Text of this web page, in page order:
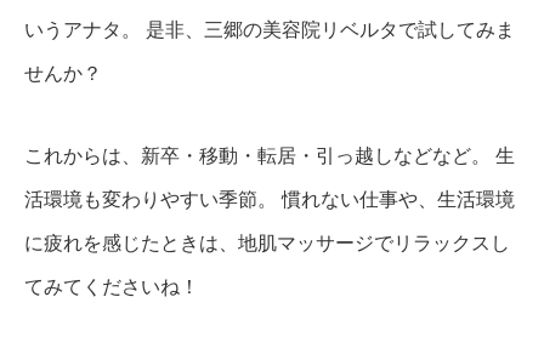
いうアナタ。
是非、三郷の美容院リベルタで試してみま
せんか？
これからは、新卒・移動・転居・引っ越しなどなど。
生
活環境も変わりやすい季節。
慣れない仕事や、生活環境
に疲れを感じたときは、地肌マッサージでリラックスし
てみてくださいね！